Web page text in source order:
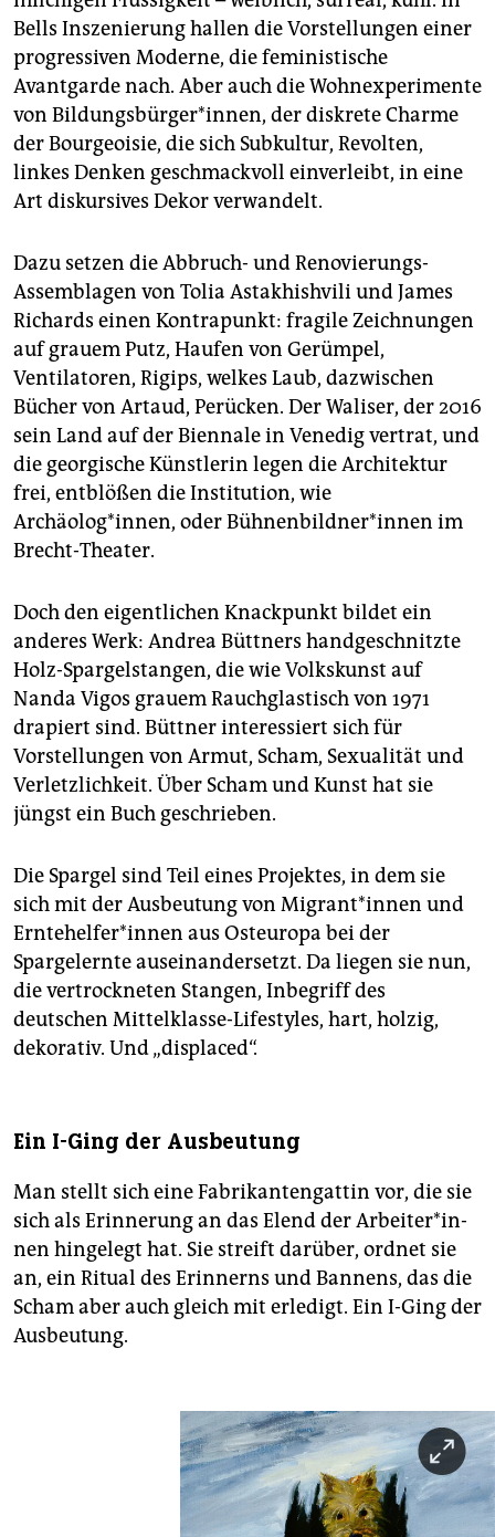
Bells Inszenierung hallen die Vorstellungen einer
progressiven Moderne, die feministische
Avantgarde nach. Aber auch die Wohnexperimente
von Bil­dungsbürger*innen, der diskrete Charme
der Bourgeoisie, die sich Subkultur, Revolten,
linkes Denken geschmackvoll einverleibt, in eine
Art diskursives Dekor verwandelt.
Dazu setzen die Abbruch- und Renovierungs-
Assemblagen von Tolia Astakhishvili und James
Richards einen Kontrapunkt: fragile Zeichnungen
auf grauem Putz, Haufen von Gerümpel,
Ventilatoren, Rigips, welkes Laub, dazwischen
Bücher von Artaud, Perücken. Der Waliser, der 2016
sein Land auf der Biennale in Venedig vertrat, und
die georgische Künstlerin legen die Architektur
frei, entblößen die Institution, wie
Archäolog*innen, oder Büh­nen­bild­ne­r*in­nen im
Brecht-Theater.
Doch den eigentlichen Knackpunkt bildet ein
anderes Werk: Andrea Büttners handgeschnitzte
Holz-Spargelstangen, die wie Volkskunst auf
Nanda Vigos grauem Rauchglastisch von 1971
drapiert sind. Büttner interessiert sich für
Vorstellungen von Armut, Scham, Sexualität und
Verletzlichkeit. Über Scham und Kunst hat sie
jüngst ein Buch geschrieben.
Die Spargel sind Teil eines Projektes, in dem sie
sich mit der Ausbeutung von Mi­gran­t*in­nen und
Ern­te­hel­fe­r*in­nen aus Osteuropa bei der
Spargelernte auseinandersetzt. Da liegen sie nun,
die vertrockneten Stangen, Inbegriff des
deutschen Mittelklasse-Lifestyles, hart, holzig,
dekorativ. Und „displaced“.
Ein I-Ging der Ausbeutung
Man stellt sich eine Fabrikantengattin vor, die sie
sich als Erinnerung an das Elend der Ar­bei­te­r*in­
nen hingelegt hat. Sie streift darüber, ordnet sie
an, ein Ritual des Erinnerns und Bannens, das die
Scham aber auch gleich mit erledigt. Ein I-Ging der
Ausbeutung.